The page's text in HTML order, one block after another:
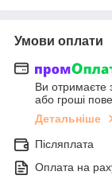
Умови оплати
Ви отримаєте
або гроші
Детальніше
Післяплата
Оплата на